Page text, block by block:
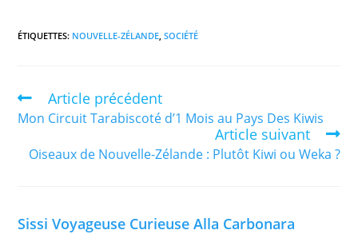
ÉTIQUETTES: NOUVELLE-ZÉLANDE, SOCIÉTÉ
Article précédent
Mon Circuit Tarabiscoté d’1 Mois au Pays Des Kiwis
Article suivant
Oiseaux de Nouvelle-Zélande : Plutôt Kiwi ou Weka ?
Sissi Voyageuse Curieuse Alla Carbonara